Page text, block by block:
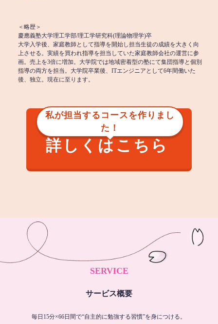
＜略歴＞
慶應義塾大学理工学部/理工学研究科(理論物理学)卒
大学入学後、家庭教師として指導を開始し担当生徒の成績を大きく向
上させる。実績を買われ指導を担当していた家庭教師会社の運営に参
画。売上を3倍に増加。大学院では地域密着型の塾にて集団指導と個別
指導の両方を担当。大学院卒業後、ITエンジニアとして6年間働いた
後、独立。現在に至ります。
私が担当するコースを作りまし
た！
詳しくはこちら
SERVICE
サービス概要
毎日15分×66日間で“自主的に勉強する習慣”を身につける。